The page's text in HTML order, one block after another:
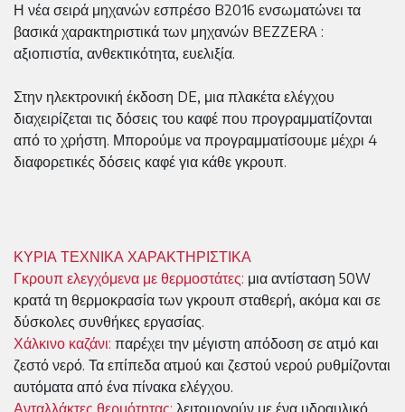
Η νέα σειρά μηχανών εσπρέσο B2016 ενσωματώνει τα
βασικά χαρακτηριστικά των μηχανών BEZZERA :
αξιοπιστία, ανθεκτικότητα, ευελιξία.
Στην ηλεκτρονική έκδοση DE, μια πλακέτα ελέγχου
διαχειρίζεται τις δόσεις του καφέ που προγραμματίζονται
από το χρήστη. Μπορούμε να προγραμματίσουμε μέχρι 4
διαφορετικές δόσεις καφέ για κάθε γκρουπ.
ΚΥΡΙΑ ΤΕΧΝΙΚΑ ΧΑΡΑΚΤΗΡΙΣΤΙΚΑ
Γκρουπ ελεγχόμενα με θερμοστάτες: μια αντίσταση 50W
κρατά τη θερμοκρασία των γκρουπ σταθερή, ακόμα και σε
δύσκολες συνθήκες εργασίας.
Χάλκινο καζάνι: παρέχει την μέγιστη απόδοση σε ατμό και
ζεστό νερό. Τα επίπεδα ατμού και ζεστού νερού ρυθμίζονται
αυτόματα από ένα πίνακα ελέγχου.
Ανταλλάκτες θερμότητας: λειτουργούν με ένα υδραυλικό